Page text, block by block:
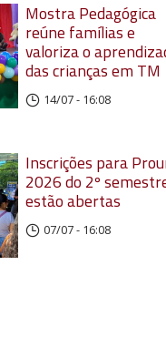
Mostra Pedagógica
reúne famílias e
valoriza o
das crianças em TM
14/07 - 16:08
Inscrições para
2026 do 2º
estão abertas
07/07 - 16:08